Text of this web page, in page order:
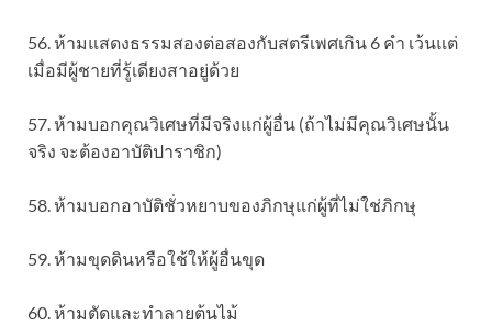
56. ห้ามแสดงธรรมสองต่อสองกับสตรีเพศเกิน 6 คำ เว้นแต่
เมื่อมีผู้ชายที่รู้เดียงสาอยู่ด้วย
57. ห้ามบอกคุณวิเศษที่มีจริงแก่ผู้อื่น (ถ้าไม่มีคุณวิเศษนั้น
จริง จะต้องอาบัติปาราชิก)
58. ห้ามบอกอาบัติชั่วหยาบของภิกษุแก่ผู้ที่ไม่ใช่ภิกษุ
59. ห้ามขุดดินหรือใช้ให้ผู้อื่นขุด
60. ห้ามตัดและทำลายต้นไม้